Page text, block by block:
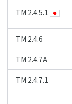
TM 2.4.5.1
TM 2.4.6
TM 2.4.7A
TM 2.4.7.1